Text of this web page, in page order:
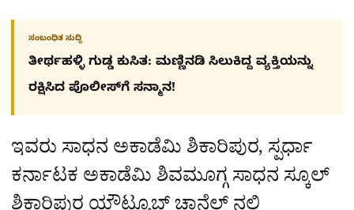
ಸಂಬಂಧಿತ ಸುದ್ದಿ
ತೀರ್ಥಹಳ್ಳಿ ಗುಡ್ಡ ಕುಸಿತ: ಮಣ್ಣಿನಡಿ ಸಿಲುಕಿದ್ದ ವ್ಯಕ್ತಿಯನ್ನು
ರಕ್ಷಿಸಿದ ಪೊಲೀಸ್‌ಗೆ ಸನ್ಮಾನ!
ಇವರು ಸಾಧನ ಅಕಾಡೆಮಿ ಶಿಕಾರಿಪುರ, ಸ್ಪರ್ಧಾ
ಕರ್ನಾಟಕ ಅಕಾಡೆಮಿ ಶಿವಮೂಗ್ಗ ಸಾಧನ ಸ್ಕೂಲ್